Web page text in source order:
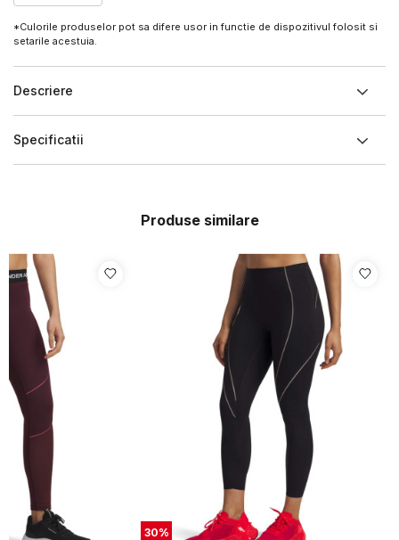
*Culorile produselor pot sa difere usor in functie de dispozitivul folosit si
setarile acestuia.
Descriere
Specificatii
Produse similare
30%